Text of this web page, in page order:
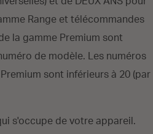
Range et télécommandes
la gamme Premium sont
de modèle. Les numéros
sont inférieurs à 20 (par
s'occupe de votre appareil.